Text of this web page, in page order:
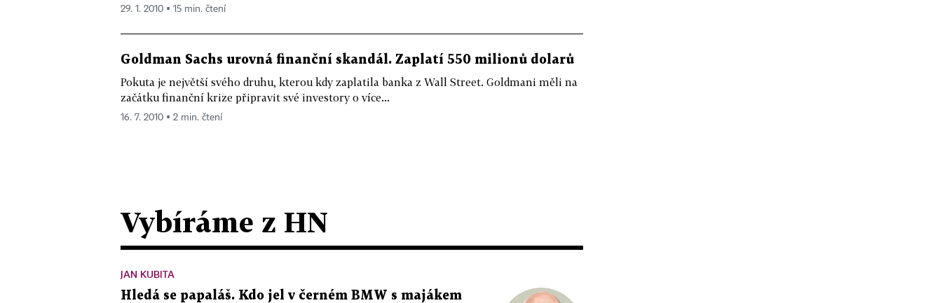
29. 1. 2010 ▪ 15 min. čtení
Goldman Sachs urovná finanční skandál. Zaplatí 550 milionů dolarů
Pokuta je největší svého druhu, kterou kdy zaplatila banka z Wall Street. Goldmani měli na
začátku finanční krize připravit své investory o více...
16. 7. 2010 ▪ 2 min. čtení
Vybíráme z HN
JAN KUBITA
Hledá se papaláš. Kdo jel v černém BMW s majákem